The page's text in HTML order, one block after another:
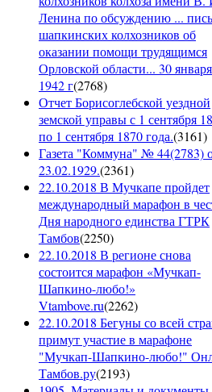
Ленина по обсуждению ...
шапкинских колхозников об
оказании помощи трудящимся
Орловской области... 30 января
1942 г(2768)
Отчет Борисоглебской уездной
земской управы с 1 сентября
по 1 сентября 1870 года.(3161)
Газета "Коммуна" № 44(2783)
23.02.1929.(2361)
22.10.2018 В Мучкапе пройдет
международный марафон в
Дня народного единства ГТРК
Тамбов(2250)
22.10.2018 В регионе снова
состоится марафон «Мучкап-
Шапкино-любо!»
Vtambove.ru(2262)
22.10.2018 Бегуны со всей
примут участие в марафоне
"Мучкап-Шапкино-любо!"
Тамбов.ру(2193)